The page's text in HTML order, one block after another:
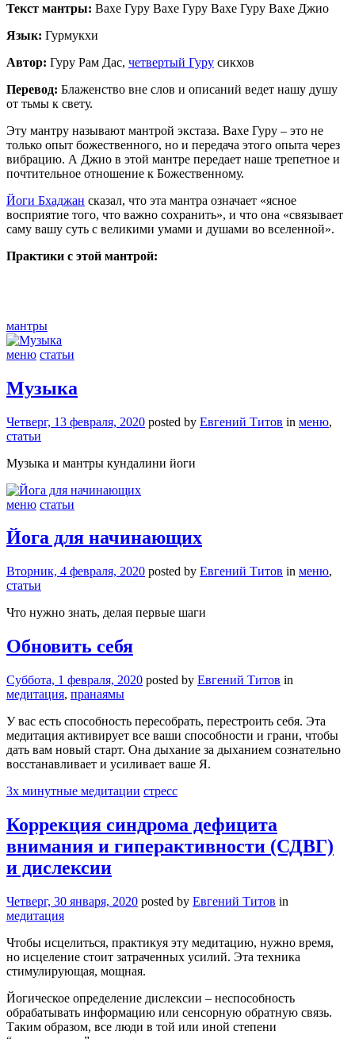
Текст мантры: Вахе Гуру Вахе Гуру Вахе Гуру Вахе Джио
Язык: Гурмукхи
Автор: Гуру Рам Дас, четвертый Гуру сикхов
Перевод: Блаженство вне слов и описаний ведет нашу душу
от тьмы к свету.
Эту мантру называют мантрой экстаза. Вахе Гуру – это не
только опыт божественного, но и передача этого опыта через
вибрацию. А Джио в этой мантре передает наше трепетное и
почтительное отношение к Божественному.
Йоги Бхаджан сказал, что эта мантра означает «ясное
восприятие того, что важно сохранить», и что она «связывает
саму вашу суть с великими умами и душами во вселенной».
Практики с этой мантрой:
мантры
меню статьи
Музыка
Четверг, 13 февраля, 2020 posted by Евгений Титов in меню,
статьи
Музыка и мантры кундалини йоги
меню статьи
Йога для начинающих
Вторник, 4 февраля, 2020 posted by Евгений Титов in меню,
статьи
Что нужно знать, делая первые шаги
Обновить себя
Суббота, 1 февраля, 2020 posted by Евгений Титов in
медитация, пранаямы
У вас есть способность пересобрать, перестроить себя. Эта
медитация активирует все ваши способности и грани, чтобы
дать вам новый старт. Она дыхание за дыханием сознательно
восстанавливает и усиливает ваше Я.
3х минутные медитации стресс
Коррекция синдрома дефицита
внимания и гиперактивности (СДВГ)
и дислексии
Четверг, 30 января, 2020 posted by Евгений Титов in
медитация
Чтобы исцелиться, практикуя эту медитацию, нужно время,
но исцеление стоит затраченных усилий. Эта техника
стимулирующая, мощная.
Йогическое определение дислексии – неспособность
обрабатывать информацию или сенсорную обратную связь.
Таким образом, все люди в той или иной степени